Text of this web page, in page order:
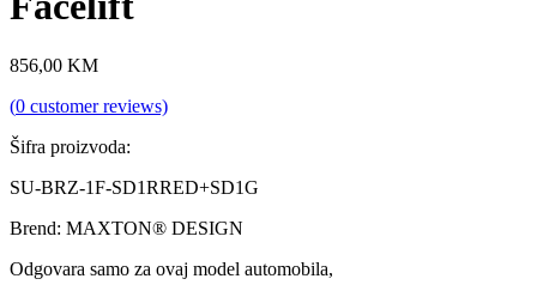
856,00 KM
(0 customer reviews)
Šifra proizvoda:
SU-BRZ-1F-SD1RRED+SD1G
Brend: MAXTON® DESIGN
Odgovara samo za ovaj model automobila,